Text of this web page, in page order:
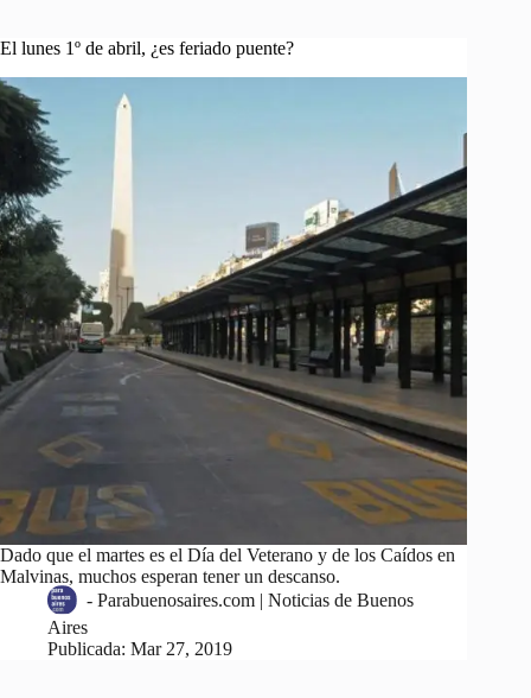
El lunes 1º de abril, ¿es feriado puente?
Dado que el martes es el Día del Veterano y de los Caídos en
Malvinas, muchos esperan tener un descanso.
- Parabuenosaires.com | Noticias de Buenos
Aires
Publicada: Mar 27, 2019